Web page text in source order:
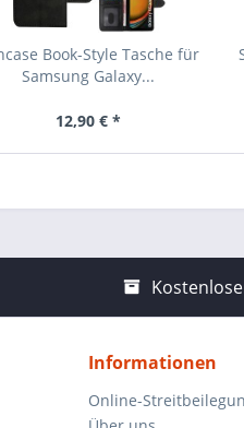
Book-Style Tasche für
Samsung Galaxy...
12,90 € *
Informationen
Online-